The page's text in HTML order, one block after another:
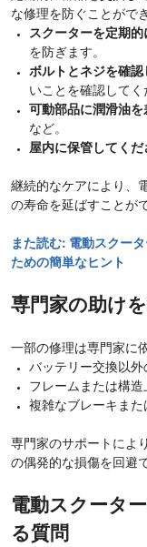
な修理を防ぐことがで
スクーターを定期的
を防ぎます。
ボルトとネジを確認
いことを確認してく
可動部品に潤滑油を
など。
屋内に保管してくだ
継続的なケアにより、
の寿命を延ばすことが
また読む: 電動スクー
ための簡単なヒント
専門家の助け
一部の修理は専門家に
バッテリー交換以外
フレームまたは構造
複雑なブレーキまた
専門家のサポートによ
の偶発的な損傷を回避
電動スクータ
る質問